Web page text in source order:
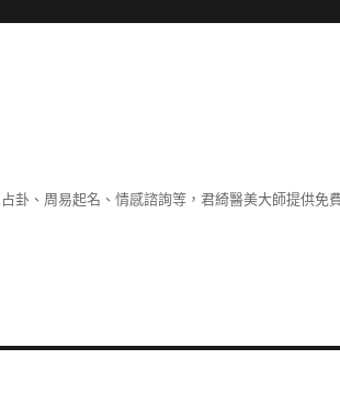
、周易起名、情感諮詢等，君綺醫美大師提供